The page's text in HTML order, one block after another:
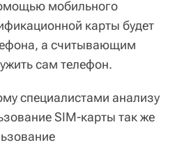
мобильного
карты будет
а считывающим
сам телефон.
специалистами анализу
SIM-карты так же